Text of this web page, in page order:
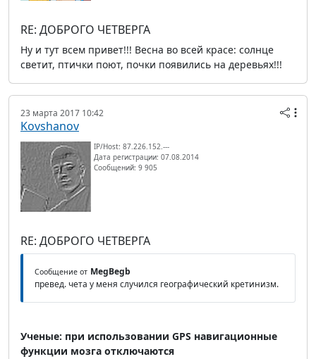
RE: ДОБРОГО ЧЕТВЕРГА
Ну и тут всем привет!!! Весна во всей красе: солнце
светит, птички поют, почки появились на деревьях!!!
23 марта 2017 10:42
Kovshanov
IP/Host: 87.226.152.---
Дата регистрации: 07.08.2014
Сообщений: 9 905
RE: ДОБРОГО ЧЕТВЕРГА
Сообщение от MegBegb
превед. чета у меня случился географический кретинизм.
Ученые: при использовании GPS навигационные
функции мозга отключаются